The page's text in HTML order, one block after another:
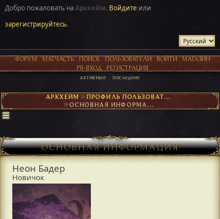
Добро пожаловать наАркхейм. Войдите или
зарегистрируйтесь.
ФОРУМ МАТЧАСТЬ ПОИСК ПОЛЬЗОВАТЕЛИ ВОЙТИ
МАГАЗИН
PR-ВХОД
РЕГИСТРАЦИЯ
активные последние
АРКХЕЙМ► ПРОФИЛЬ ПОЛЬЗОВАТЕЛЯ НЕОН БАДЕР
► ОСНОВНАЯ ИНФОРМАЦИЯ
ОСНОВНАЯ ИНФОРМАЦИЯ
Неон Бадер
Новичок